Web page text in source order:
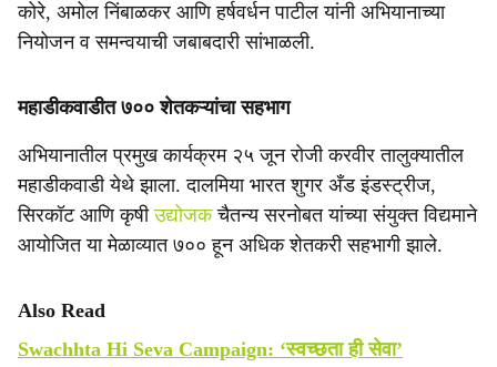
कोरे, अमोल निंबाळकर आणि हर्षवर्धन पाटील यांनी अभियानाच्या
नियोजन व समन्वयाची जबाबदारी सांभाळली.
महाडीकवाडीत ७०० शेतकऱ्यांचा सहभाग
अभियानातील प्रमुख कार्यक्रम २५ जून रोजी करवीर तालुक्यातील
महाडीकवाडी येथे झाला. दालमिया भारत शुगर अँड इंडस्ट्रीज,
सिरकॉट आणि कृषीउद्योजकचैतन्य सरनोबत यांच्या संयुक्त विद्यमाने
आयोजित या मेळाव्यात ७०० हून अधिक शेतकरी सहभागी झाले.
Also Read
Swachhta Hi Seva Campaign: ‘स्वच्छता ही सेवा’